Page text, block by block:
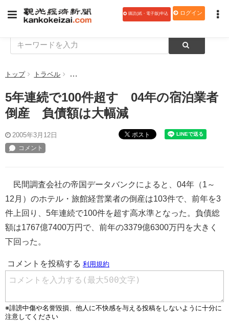
購読(紙・電子版)申込 ログイン
トップ トラベル 5年連続で100件超す 04年の宿泊業者倒産 負債額
5年連続で100件超す 04年の宿泊業者
倒産 負債額は大幅減
2005年3月12日 ポスト
民間調査会社の帝国データバンクによると、04年（1～
12月）のホテル・旅館経営業者の倒産は103件で、前年を3
件上回り、5年連続で100件を超す高水準となった。負債総
額は1767億7400万円で、前年の3379億6300万円を大きく
下回った。